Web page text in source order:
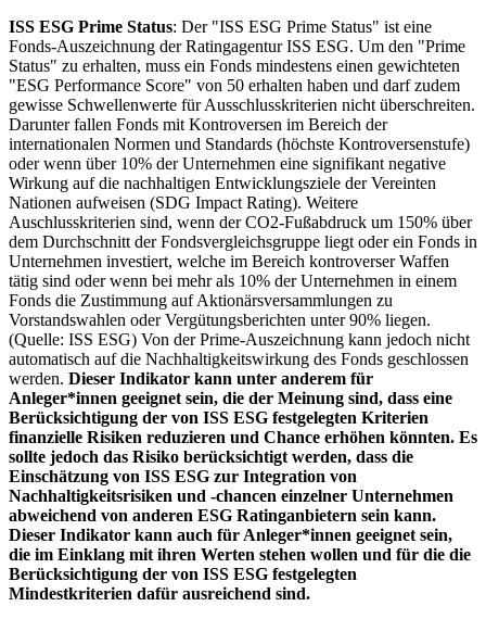
ISS ESG Prime Status: Der "ISS ESG Prime Status" ist eine
Fonds-Auszeichnung der Ratingagentur ISS ESG. Um den "Prime
Status" zu erhalten, muss ein Fonds mindestens einen gewichteten
"ESG Performance Score" von 50 erhalten haben und darf zudem
gewisse Schwellenwerte für Ausschlusskriterien nicht überschreiten.
Darunter fallen Fonds mit Kontroversen im Bereich der
internationalen Normen und Standards (höchste Kontroversenstufe)
oder wenn über 10% der Unternehmen eine signifikant negative
Wirkung auf die nachhaltigen Entwicklungsziele der Vereinten
Nationen aufweisen (SDG Impact Rating). Weitere
Auschlusskriterien sind, wenn der CO2-Fußabdruck um 150% über
dem Durchschnitt der Fondsvergleichsgruppe liegt oder ein Fonds in
Unternehmen investiert, welche im Bereich kontroverser Waffen
tätig sind oder wenn bei mehr als 10% der Unternehmen in einem
Fonds die Zustimmung auf Aktionärsversammlungen zu
Vorstandswahlen oder Vergütungsberichten unter 90% liegen.
(Quelle: ISS ESG) Von der Prime-Auszeichnung kann jedoch nicht
automatisch auf die Nachhaltigkeitswirkung des Fonds geschlossen
werden. Dieser Indikator kann unter anderem für
Anleger*innen geeignet sein, die der Meinung sind, dass eine
Berücksichtigung der von ISS ESG festgelegten Kriterien
finanzielle Risiken reduzieren und Chance erhöhen könnten. Es
sollte jedoch das Risiko berücksichtigt werden, dass die
Einschätzung von ISS ESG zur Integration von
Nachhaltigkeitsrisiken und -chancen einzelner Unternehmen
abweichend von anderen ESG Ratinganbietern sein kann.
Dieser Indikator kann auch für Anleger*innen geeignet sein,
die im Einklang mit ihren Werten stehen wollen und für die die
Berücksichtigung der von ISS ESG festgelegten
Mindestkriterien dafür ausreichend sind.